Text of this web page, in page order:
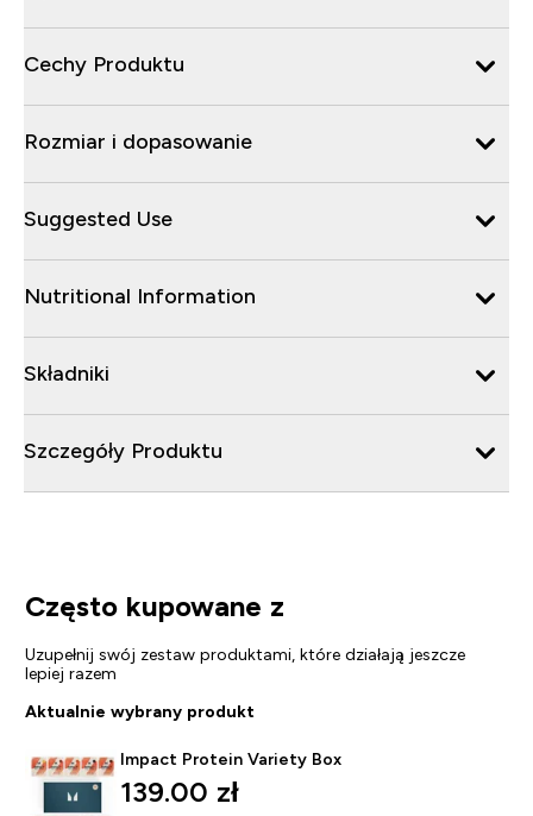
Cechy Produktu
Rozmiar i dopasowanie
Suggested Use
Nutritional Information
Składniki
Szczegóły Produktu
Często kupowane z
Uzupełnij swój zestaw produktami, które działają jeszcze
lepiej razem
Aktualnie wybrany produkt
Impact Protein Variety Box
139.00 zł‎